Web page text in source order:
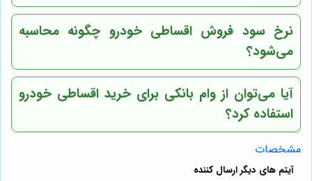
نرخ سود فروش اقساطی خودرو چگونه محاسبه
می‌شود؟
آیا می‌توان از وام بانکی برای خرید اقساطی خودرو
استفاده کرد؟
مشخصات